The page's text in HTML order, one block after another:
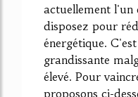
actuellement l'un
disposez pour
énergétique.
grandissante
élevé. Pour
proposons ci-